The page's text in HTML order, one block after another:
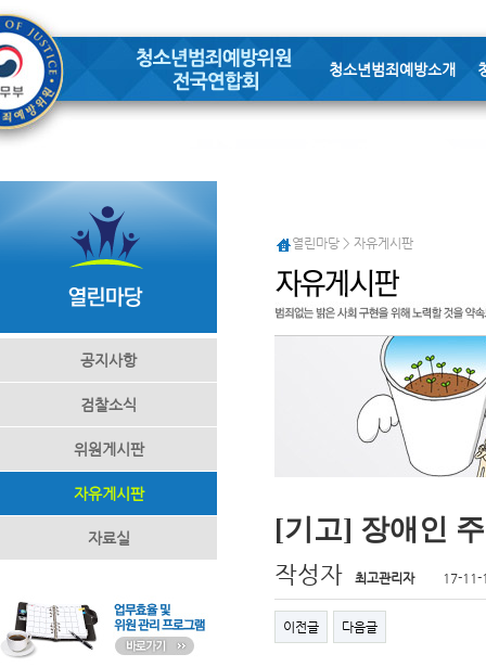
청소년범죄예방소개
공지사항
검찰소식
위원게시판
자유게시판
자료실
열린마당 > 자유게시판
[기고] 장애인
작성자 최고관리자 17-11-
이전글 다음글